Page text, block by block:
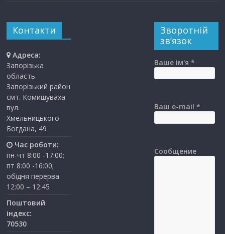
Контакти
Адреса:
Запорізька
область
Запорізький район
смт. Комишуваха
вул.
Хмельницького
Богдана, 49
Час роботи:
пн-чт 8:00 -17:00;
пт 8:00 -16:00;
обідня перерва
12:00 – 12:45
Поштовий
індекс:
70530
Зворотній
зв’язок
Ваше ім'я *
Ваш e-mail *
Сообщение